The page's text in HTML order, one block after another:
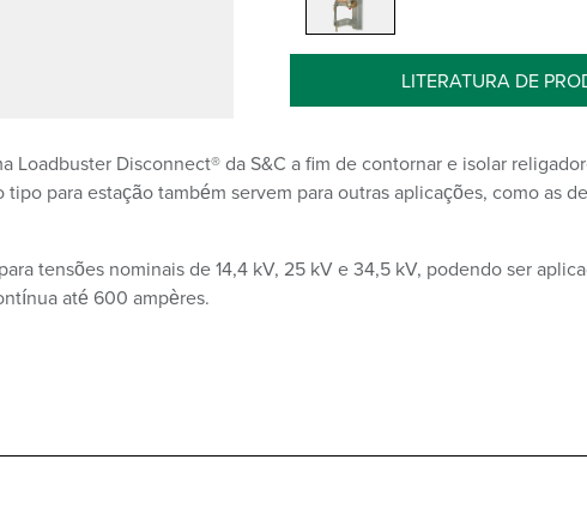
LITERATURA DE
Loadbuster Disconnect® da S&C a fim de contornar e isolar
para estação também servem para outras aplicações, como as
tensões nominais de 14,4 kV, 25 kV e 34,5 kV, podendo ser
até 600 ampères.